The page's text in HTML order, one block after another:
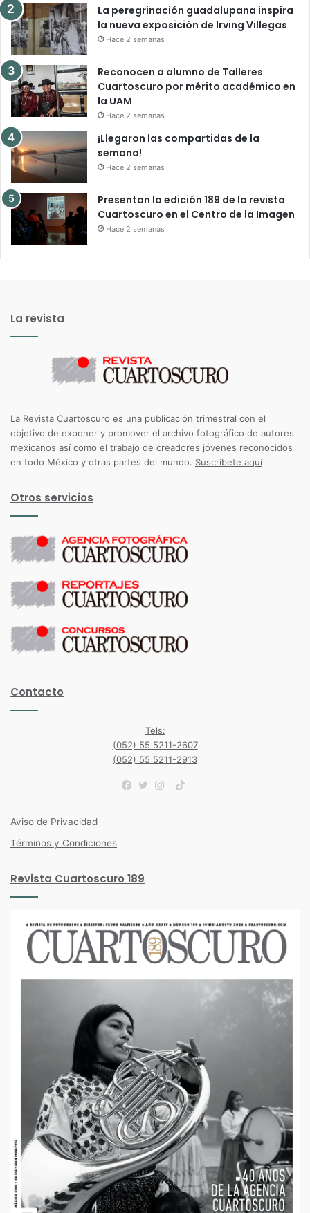
La peregrinación guadalupana inspira
la nueva exposición de Irving Villegas
Hace 2 semanas
Reconocen a alumno de Talleres
Cuartoscuro por mérito académico en
la UAM
Hace 2 semanas
¡Llegaron las compartidas de la
semana!
Hace 2 semanas
Presentan la edición 189 de la revista
Cuartoscuro en el Centro de la Imagen
Hace 2 semanas
La revista
La Revista Cuartoscuro es una publicación trimestral con el
objetivo de exponer y promover el archivo fotográfico de autores
mexicanos así como el trabajo de creadores jóvenes reconocidos
en todo México y otras partes del mundo. Suscríbete aquí
Otros servicios
Contacto
Tels:
(052) 55 5211-2607
(052) 55 5211-2913
TikTok
Aviso de Privacidad
Términos y Condiciones
Revista Cuartoscuro 189